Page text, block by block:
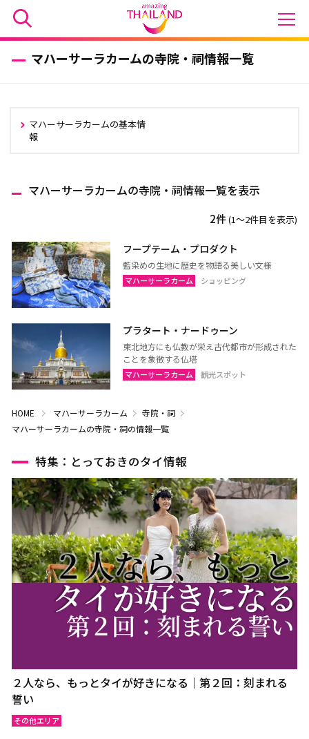
マハーサーラカームの寺院・祠情報一覧
マハーサーラカームの基本情
報
マハーサーラカームの寺院・祠情報一覧を表示
2件(1〜2件目を表示)
フープテーム・プロダクト
藍染めの生地に歴史を物語る美しい文様
マハーサーラカーム ショッピング
プラタート・ナードゥーン
東北地方にも仏教が栄え古代都市が形成された
ことを象徴する仏塔
マハーサーラカーム 観光スポット
HOME マハーサーラカーム
寺院・祠
マハーサーラカームの寺院・祠の情報一覧
特集：とっておきのタイ情報
２人なら、もっとタイが好きになる｜第２回：刻まれる
誓い
その他エリア